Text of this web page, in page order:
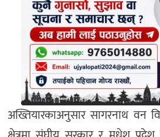
अख्तियारकाअनुसार सागरनाथ वन